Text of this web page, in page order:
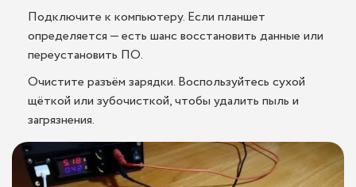
Подключите к компьютеру. Если планшет
определяется — есть шанс восстановить данные или
переустановить ПО.
Очистите разъём зарядки. Воспользуйтесь сухой
щёткой или зубочисткой, чтобы удалить пыль и
загрязнения.